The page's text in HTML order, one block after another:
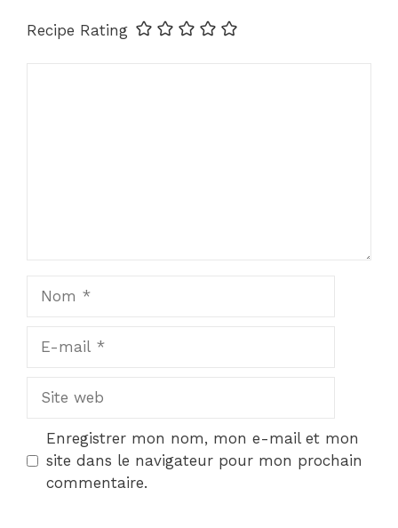
Recipe Rating
Site
Enregistrer mon nom, mon e-mail et mon
site dans le navigateur pour mon prochain
commentaire.